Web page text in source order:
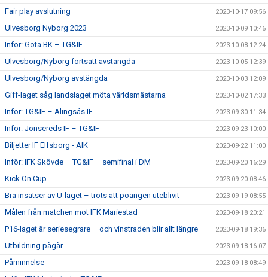
Fair play avslutning 2023-10-17 09:56
Ulvesborg Nyborg 2023 2023-10-09 10:46
Inför: Göta BK – TG&IF 2023-10-08 12:24
Ulvesborg/Nyborg fortsatt avstängda 2023-10-05 12:39
Ulvesborg/Nyborg avstängda 2023-10-03 12:09
Giff-laget såg landslaget möta världsmästarna 2023-10-02 17:33
Inför: TG&IF – Alingsås IF 2023-09-30 11:34
Inför: Jonsereds IF – TG&IF 2023-09-23 10:00
Biljetter IF Elfsborg - AIK 2023-09-22 11:00
Inför: IFK Skövde – TG&IF – semifinal i DM 2023-09-20 16:29
Kick On Cup 2023-09-20 08:46
Bra insatser av U-laget – trots att poängen uteblivit 2023-09-19 08:55
Målen från matchen mot IFK Mariestad 2023-09-18 20:21
P16-laget är seriesegrare – och vinstraden blir allt längre 2023-09-18 19:36
Utbildning pågår 2023-09-18 16:07
Påminnelse 2023-09-18 08:49